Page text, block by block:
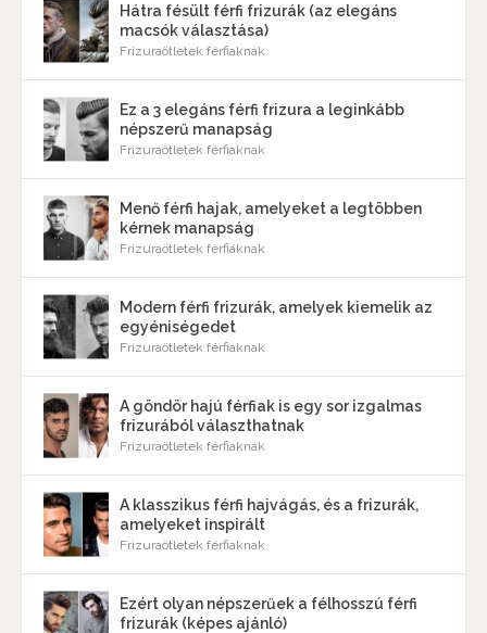
Hátra fésült férfi frizurák (az elegáns
macsók választása)
Frizuraötletek férfiaknak
Ez a 3 elegáns férfi frizura a leginkább
népszerű manapság
Frizuraötletek férfiaknak
Menő férfi hajak, amelyeket a legtöbben
kérnek manapság
Frizuraötletek férfiaknak
Modern férfi frizurák, amelyek kiemelik az
egyéniségedet
Frizuraötletek férfiaknak
A göndör hajú férfiak is egy sor izgalmas
frizurából választhatnak
Frizuraötletek férfiaknak
A klasszikus férfi hajvágás, és a frizurák,
amelyeket inspirált
Frizuraötletek férfiaknak
Ezért olyan népszerűek a félhosszú férfi
frizurák (képes ajánló)